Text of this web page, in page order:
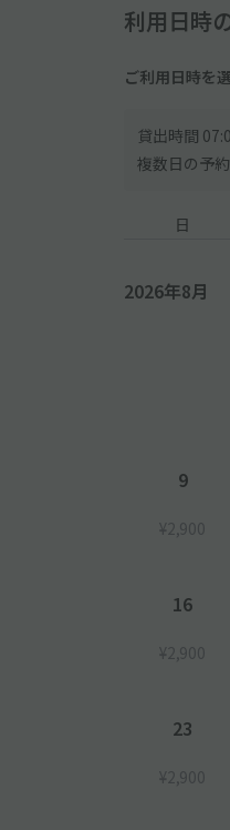
※高さのサイ
※外国車・ス
【ご利用時間
※利用時間外
利用日時
ご利用日時を
貸出時間
複数日の予
日
2026年8月
9
¥2,900
16
¥2,900
23
¥2,900